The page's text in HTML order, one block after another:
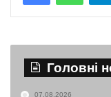
Головні
07.08.2026